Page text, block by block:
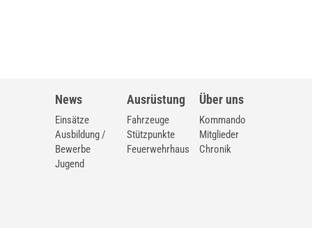
News
Einsätze
Ausbildung /
Bewerbe
Jugend
Ausrüstung
Fahrzeuge
Stützpunkte
Feuerwehrhaus
Über uns
Kommando
Mitglieder
Chronik